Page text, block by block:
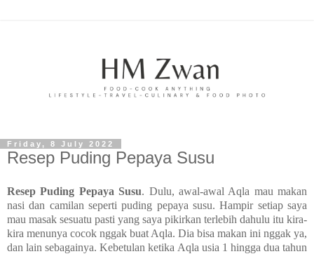
Friday, 8 July 2022
Resep Puding Pepaya Susu
Resep Puding Pepaya Susu. Dulu, awal-awal Aqla mau makan
nasi dan camilan seperti puding pepaya susu. Hampir setiap saya
mau masak sesuatu pasti yang saya pikirkan terlebih dahulu itu kira-
kira menunya cocok nggak buat Aqla. Dia bisa makan ini nggak ya,
dan lain sebagainya. Kebetulan ketika Aqla usia 1 hingga dua tahun